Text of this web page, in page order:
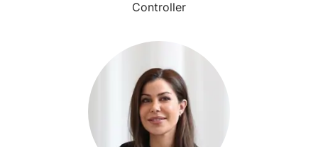
Controller